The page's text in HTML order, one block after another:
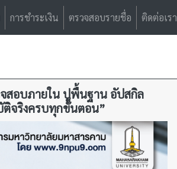
การชำระเงิน ตรวจสอบรายชื่อ ติดต่อเรา
จสอบภายใน ปูพื้นฐาน อัปสกิล
ติจริงครบทุกขั้นตอน”